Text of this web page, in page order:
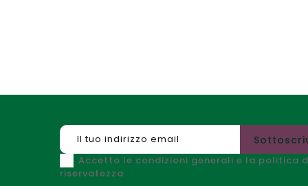
Accetto le condizioni generali e la politica
riservatezza